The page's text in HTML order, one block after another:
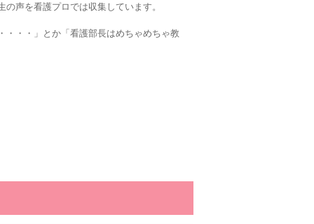
声を看護プロでは収集しています。
・・・」とか「看護部長はめちゃめちゃ教